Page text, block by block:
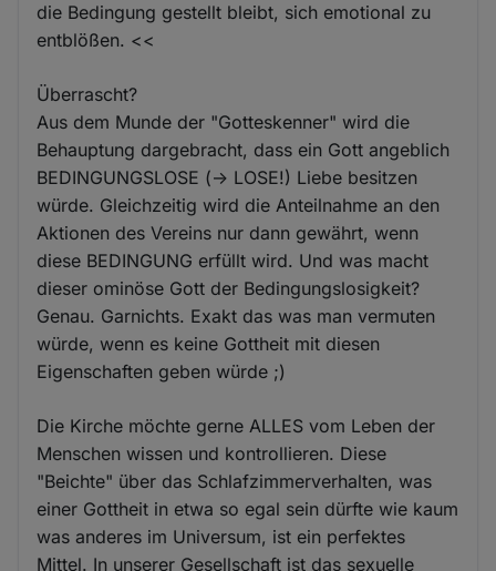
die Bedingung gestellt bleibt, sich emotional zu
entblößen. <<
Überrascht?
Aus dem Munde der "Gotteskenner" wird die
Behauptung dargebracht, dass ein Gott angeblich
BEDINGUNGSLOSE (-> LOSE!) Liebe besitzen
würde. Gleichzeitig wird die Anteilnahme an den
Aktionen des Vereins nur dann gewährt, wenn
diese BEDINGUNG erfüllt wird. Und was macht
dieser ominöse Gott der Bedingungslosigkeit?
Genau. Garnichts. Exakt das was man vermuten
würde, wenn es keine Gottheit mit diesen
Eigenschaften geben würde ;)
Die Kirche möchte gerne ALLES vom Leben der
Menschen wissen und kontrollieren. Diese
"Beichte" über das Schlafzimmerverhalten, was
einer Gottheit in etwa so egal sein dürfte wie kaum
was anderes im Universum, ist ein perfektes
Mittel. In unserer Gesellschaft ist das sexuelle